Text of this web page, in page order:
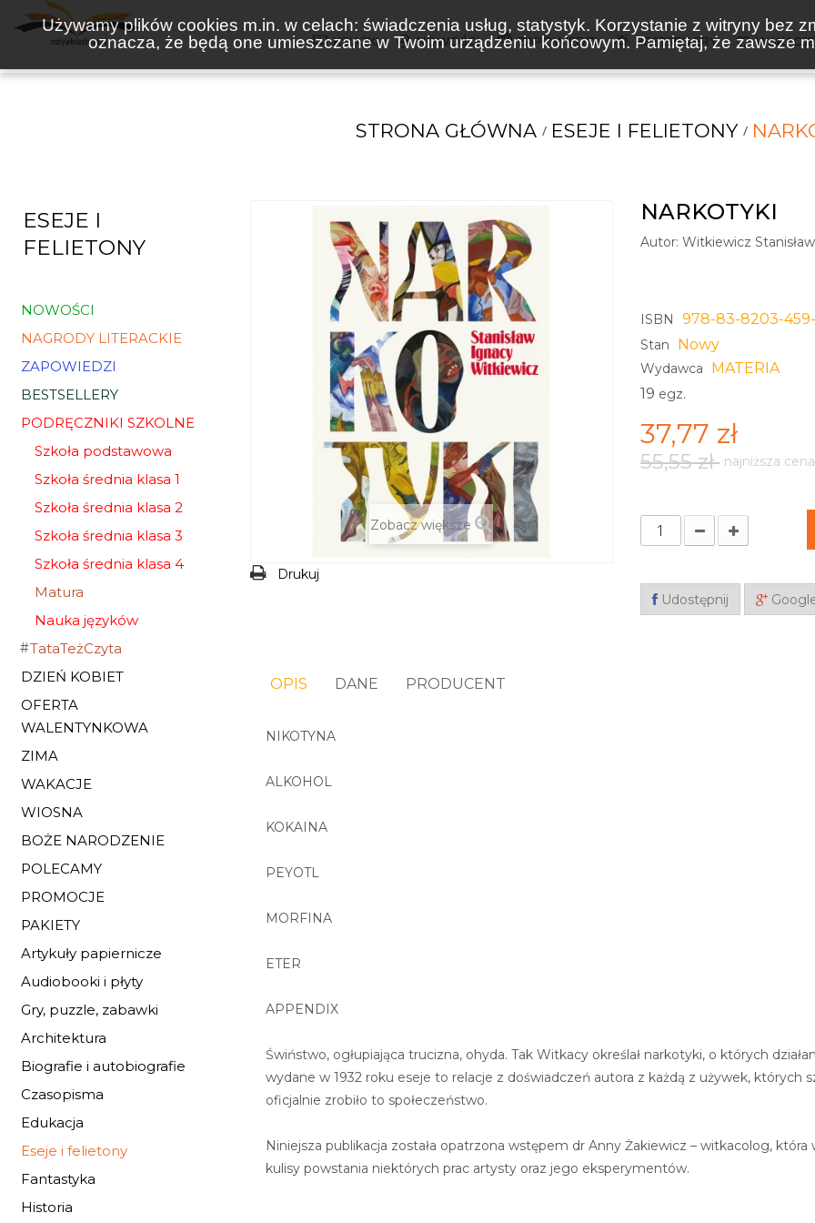
Używamy plików cookies m.in. w celach: świadczenia usług, statystyk. Korzystanie z witryny bez
oznacza, że będą one umieszczane w Twoim urządzeniu końcowym. Pamiętaj, że zawsze
KSIĄŻKI NOWOŚCI ZAPOWIEDZI BESTSELLERY WAKACJE
STRONA GŁÓWNA ESEJE I FELIETONY
ESEJE I
FELIETONY
NOWOŚCI
NAGRODY LITERACKIE
ZAPOWIEDZI
BESTSELLERY
PODRĘCZNIKI SZKOLNE
Szkoła podstawowa
Szkoła średnia klasa 1
Szkoła średnia klasa 2
Szkoła średnia klasa 3
Szkoła średnia klasa 4
Matura
Nauka języków
TataTeżCzyta
DZIEŃ KOBIET
OFERTA
WALENTYNKOWA
ZIMA
WAKACJE
WIOSNA
BOŻE NARODZENIE
POLECAMY
PROMOCJE
PAKIETY
Artykuły papiernicze
Audiobooki i płyty
Gry, puzzle, zabawki
Architektura
Biografie i autobiografie
Czasopisma
Edukacja
Eseje i felietony
Fantastyka
Historia
Zobacz większe
Drukuj
NARKOTYKI
Autor: Witkiewicz
ISBN 978-83-8203-
Stan Nowy
Wydawca
MATERIA
19 egz.
37,77 zł
55,55 zł najniższa
Udostępnij
OPIS DANE PRODUCENT
NIKOTYNA
ALKOHOL
KOKAINA
PEYOTL
MORFINA
ETER
APPENDIX
Świństwo, ogłupiająca trucizna, ohyda. Tak Witkacy określał narkotyki, o których
wydane w 1932 roku eseje to relacje z doświadczeń autora z każdą z używek, których
oficjalnie zrobiło to społeczeństwo.
Niniejsza publikacja została opatrzona wstępem dr Anny Żakiewicz – witkacolog,
kulisy powstania niektórych prac artysty oraz jego eksperymentów.